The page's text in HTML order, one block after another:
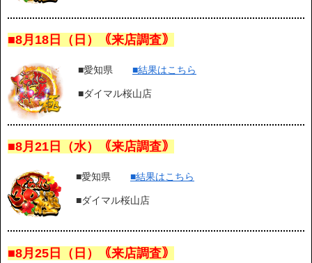
■8月18日（日）｟来店調査｠
■愛知県 ■結果はこちら
■ダイマル桜山店
■8月21日（水）｟来店調査｠
■愛知県 ■結果はこちら
■ダイマル桜山店
■8月25日（日）｟来店調査｠